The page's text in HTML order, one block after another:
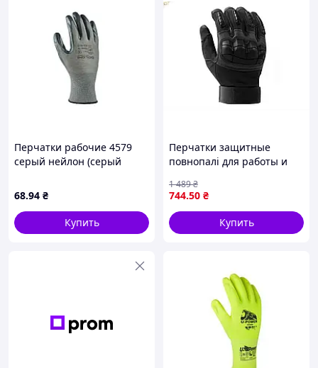
Перчатки рабочие 4579
серый нейлон (серый
10р. ТМ DOLONI
68.94 ₴
Купить
Перчатки защитные
повнопалі для работы и
механических
повреждений с
сенсорными вставками
744.50 ₴
1 489₴
Купить